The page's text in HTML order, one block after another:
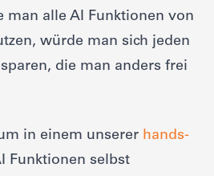
man alle AI Funktionen von
würde man sich jeden
die man anders frei
in einem unserer hands-
Funktionen selbst